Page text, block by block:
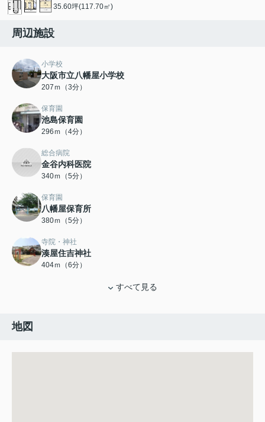
35.60坪(117.70㎡)
周辺施設
小学校
大阪市立八幡屋小学校
207ｍ（3分）
保育園
池島保育園
296ｍ（4分）
総合病院
金谷内科医院
340ｍ（5分）
保育園
八幡屋保育所
380ｍ（5分）
寺院・神社
湊屋住吉神社
404ｍ（6分）
すべて見る
地図